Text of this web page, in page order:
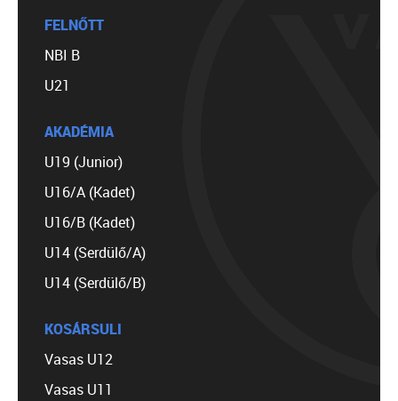
FELNŐTT
NBI B
U21
AKADÉMIA
U19 (Junior)
U16/A (Kadet)
U16/B (Kadet)
U14 (Serdülő/A)
U14 (Serdülő/B)
KOSÁRSULI
Vasas U12
Vasas U11